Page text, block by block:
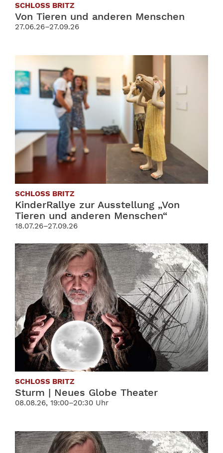
SCHLOSS BRITZ
Von Tieren und anderen Menschen
27.06.26–27.09.26
SCHLOSS BRITZ
KinderRallye zur Ausstellung „Von
Tieren und anderen Menschen“
18.07.26–27.09.26
SCHLOSS BRITZ
Sturm | Neues Globe Theater
08.08.26, 19:00–20:30 Uhr